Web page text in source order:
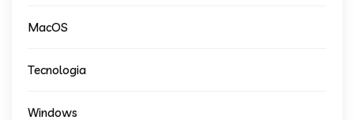
MacOS
Tecnologia
Windows